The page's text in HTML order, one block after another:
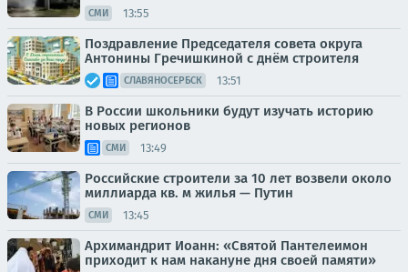
СМИ 13:55
Поздравление Председателя совета округа
Антонины Гречишкиной с днём строителя
СЛАВЯНОСЕРБСК 13:51
В России школьники будут изучать историю
новых регионов
СМИ 13:49
Российские строители за 10 лет возвели около
миллиарда кв. м жилья — Путин
СМИ 13:45
Архимандрит Иоанн: «Святой Пантелеимон
приходит к нам накануне дня своей памяти»